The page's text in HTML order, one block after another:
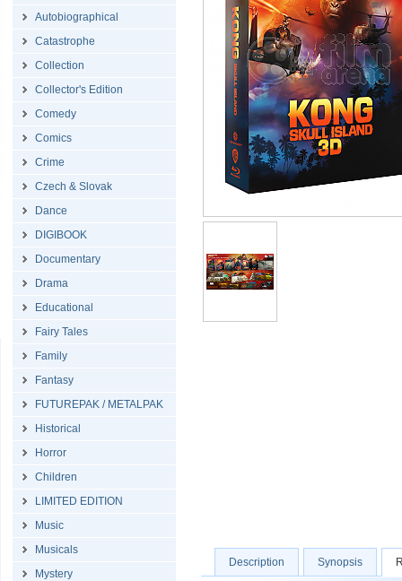
Autobiographical
Catastrophe
Collection
Collector's Edition
Comedy
Comics
Crime
Czech & Slovak
Dance
DIGIBOOK
Documentary
Drama
Educational
Fairy Tales
Family
Fantasy
FUTUREPAK / METALPAK
Historical
Horror
Children
LIMITED EDITION
Music
Musicals
Mystery
Description Synopsis